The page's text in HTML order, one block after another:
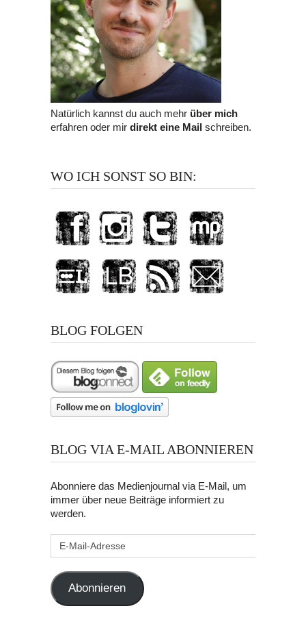
Natürlich kannst du auch mehr über mich
erfahren oder mir direkt eine Mailschreiben.
WO ICH SONST SO BIN:
BLOG FOLGEN
BLOG VIA E-MAIL ABONNIEREN
Abonniere das Medienjournal via E-Mail, um
immer über neue Beiträge informiert zu
werden.
Abonnieren